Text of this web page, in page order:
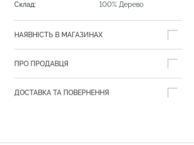
Склад:
100% Дерево
НАЯВНІСТЬ В МАГАЗИНАХ
ПРО ПРОДАВЦЯ
ДОСТАВКА ТА ПОВЕРНЕННЯ